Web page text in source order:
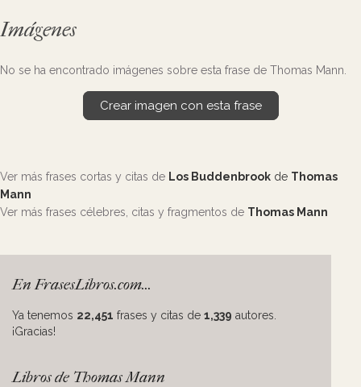
Imágenes
No se ha encontrado imágenes sobre esta frase de Thomas Mann.
Crear imagen con esta frase
Ver más frases cortas y citas de Los Buddenbrook de Thomas
Mann
Ver más frases célebres, citas y fragmentos de Thomas Mann
En FrasesLibros.com...
Ya tenemos 22,451 frases y citas de 1,339 autores.
¡Gracias!
Libros de Thomas Mann